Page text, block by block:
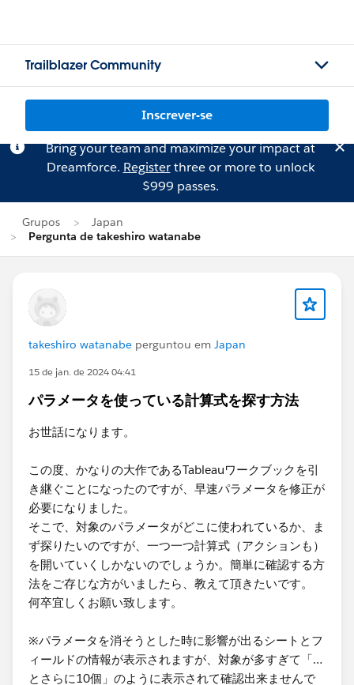
Trailblazer Community
Inscrever-se
Bring your team and maximize your impact at
Dreamforce. Registerthree or more to unlock
$999 passes.
Grupos
Japan
Pergunta de takeshiro watanabe
takeshiro watanabe perguntou em Japan
15 de jan. de 2024 04:41
パラメータを使っている計算式を探す方法
お世話になります。
この度、かなりの大作であるTableauワークブックを引
き継ぐことになったのですが、早速パラメータを修正が
必要になりました。
そこで、対象のパラメータがどこに使われているか、ま
ず探りたいのですが、一つ一つ計算式（アクションも）
を開いていくしかないのでしょうか。簡単に確認する方
法をご存じな方がいましたら、教えて頂きたいです。
何卒宜しくお願い致します。
※パラメータを消そうとした時に影響が出るシートとフ
ィールドの情報が表示されますが、対象が多すぎて「…
とさらに10個」のように表示されて確認出来ませんで